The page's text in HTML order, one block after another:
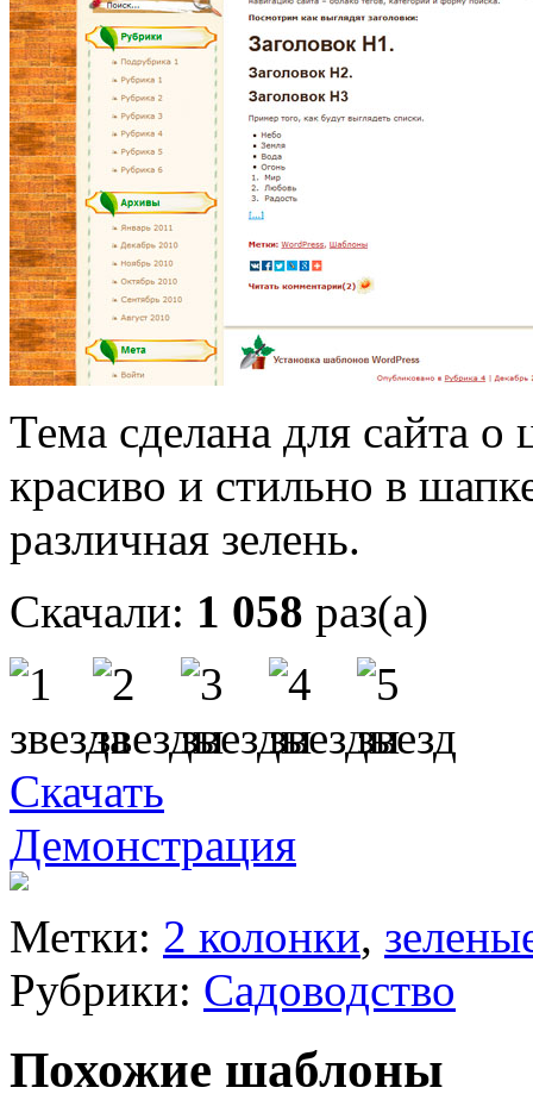
Тема сделана для сайта
красиво и стильно в
различная зелень.
Скачали: 1 058 раз(а)
Скачать
Демонстрация
Метки: 2 колонки,
Рубрики: Садоводство
Похожие шаблоны